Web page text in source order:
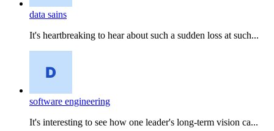
data sains
It's heartbreaking to hear about such a sudden loss at such...
software engineering
It's interesting to see how one leader's long-term vision ca...